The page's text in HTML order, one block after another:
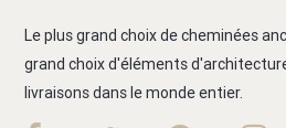
Le plus grand choix de cheminées
grand choix d'éléments
livraisons dans le monde entier.